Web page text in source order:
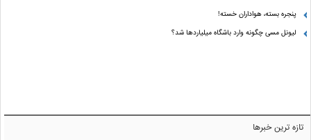
پنجره بسته، هواداران خسته!
لیونل مسی چگونه وارد باشگاه میلیاردها شد؟
تازه ترین خبرها